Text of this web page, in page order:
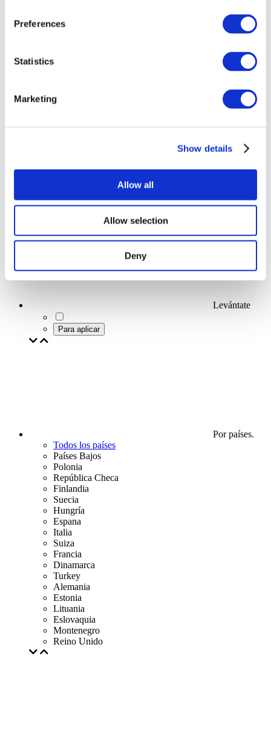
Preferences
Statistics
Marketing
Show details
Allow all
Allow selection
Deny
Levántate
Para aplicar
Por países.
Todos los países
Países Bajos
Polonia
República Checa
Finlandia
Suecia
Hungría
Espana
Italia
Suiza
Francia
Dinamarca
Turkey
Alemania
Estonia
Lituania
Eslovaquia
Montenegro
Reino Unido